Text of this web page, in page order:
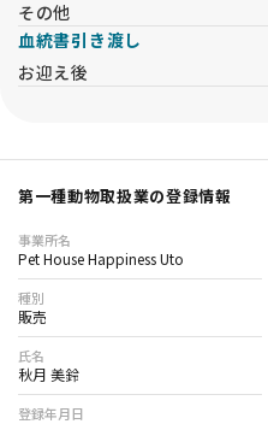
その他
血統書引き渡し
お迎え後
第一種動物取扱業の登録情報
事業所名
Pet House Happiness Uto
種別
販売
氏名
秋月 美鈴
登録年月日